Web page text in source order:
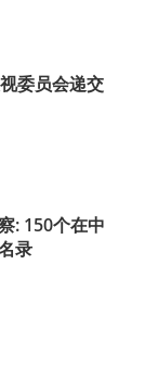
委员会递交
: 150个在中
录